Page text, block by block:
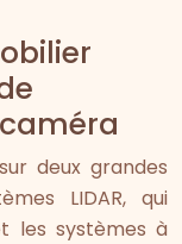
deux grandes
LIDAR, qui
les systèmes à